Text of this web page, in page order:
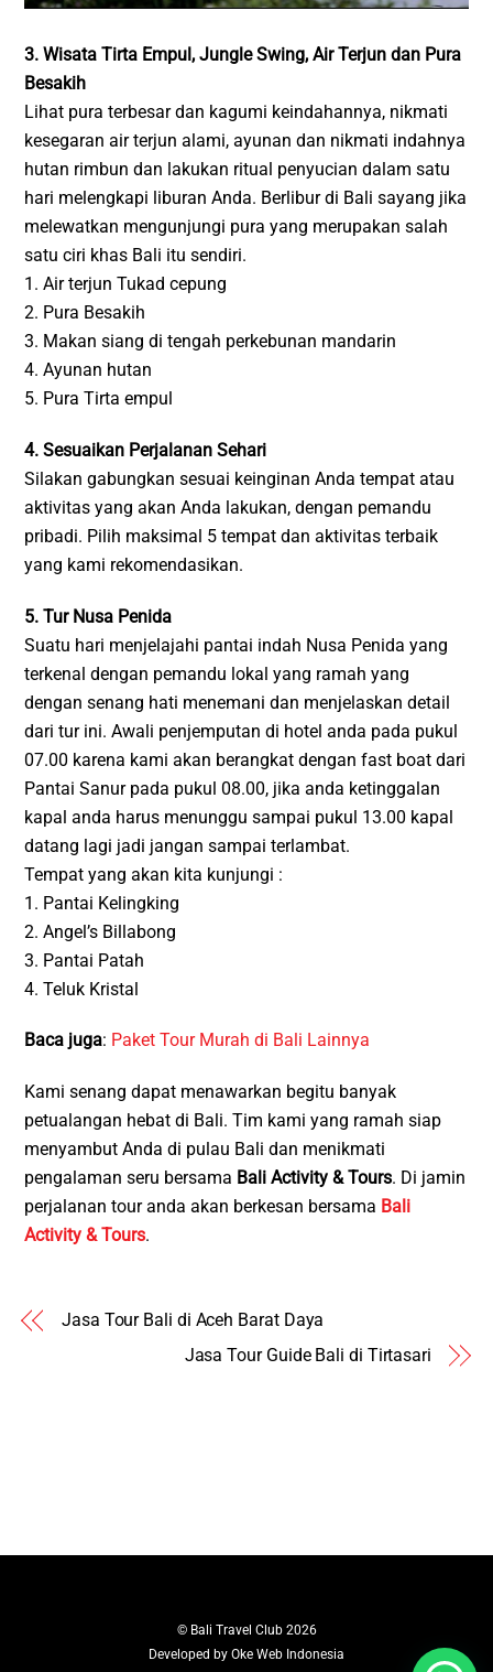
3. Wisata Tirta Empul, Jungle Swing, Air Terjun dan Pura
Besakih
Lihat pura terbesar dan kagumi keindahannya, nikmati
kesegaran air terjun alami, ayunan dan nikmati indahnya
hutan rimbun dan lakukan ritual penyucian dalam satu
hari melengkapi liburan Anda. Berlibur di Bali sayang jika
melewatkan mengunjungi pura yang merupakan salah
satu ciri khas Bali itu sendiri.
1. Air terjun Tukad cepung
2. Pura Besakih
3. Makan siang di tengah perkebunan mandarin
4. Ayunan hutan
5. Pura Tirta empul
4. Sesuaikan Perjalanan Sehari
Silakan gabungkan sesuai keinginan Anda tempat atau
aktivitas yang akan Anda lakukan, dengan pemandu
pribadi. Pilih maksimal 5 tempat dan aktivitas terbaik
yang kami rekomendasikan.
5. Tur Nusa Penida
Suatu hari menjelajahi pantai indah Nusa Penida yang
terkenal dengan pemandu lokal yang ramah yang
dengan senang hati menemani dan menjelaskan detail
dari tur ini. Awali penjemputan di hotel anda pada pukul
07.00 karena kami akan berangkat dengan fast boat dari
Pantai Sanur pada pukul 08.00, jika anda ketinggalan
kapal anda harus menunggu sampai pukul 13.00 kapal
datang lagi jadi jangan sampai terlambat.
Tempat yang akan kita kunjungi :
1. Pantai Kelingking
2. Angel’s Billabong
3. Pantai Patah
4. Teluk Kristal
Baca juga: Paket Tour Murah di Bali Lainnya
Kami senang dapat menawarkan begitu banyak
petualangan hebat di Bali. Tim kami yang ramah siap
menyambut Anda di pulau Bali dan menikmati
pengalaman seru bersama Bali Activity & Tours. Di jamin
perjalanan tour anda akan berkesan bersama Bali
Activity & Tours.
Jasa Tour Bali di Aceh Barat Daya
Jasa Tour Guide Bali di Tirtasari
© Bali Travel Club2026
Developed by Oke Web Indonesia